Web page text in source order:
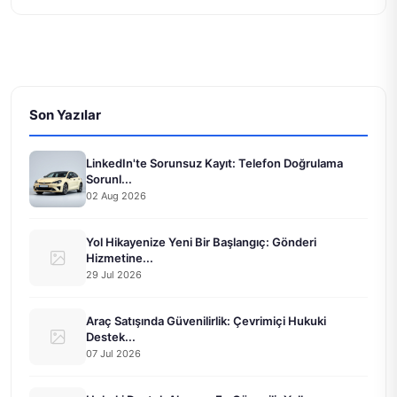
Son Yazılar
LinkedIn'te Sorunsuz Kayıt: Telefon Doğrulama
Sorunl...
02 Aug 2026
Yol Hikayenize Yeni Bir Başlangıç: Gönderi
Hizmetine...
29 Jul 2026
Araç Satışında Güvenilirlik: Çevrimiçi Hukuki
Destek...
07 Jul 2026